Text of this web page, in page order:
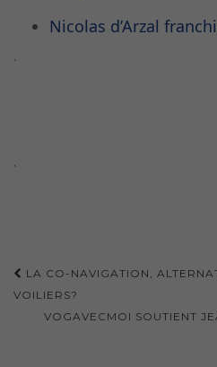
Nicolas d’Arzal
`
`
Navigation
d'article
LA CO-NAVIGATION,
VOILIERS?
VOGAVECMOI SOUTIENT